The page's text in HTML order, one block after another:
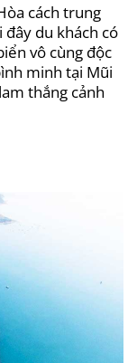
cách trung
du khách có
vô cùng độc
minh tại Mũi
thắng cảnh